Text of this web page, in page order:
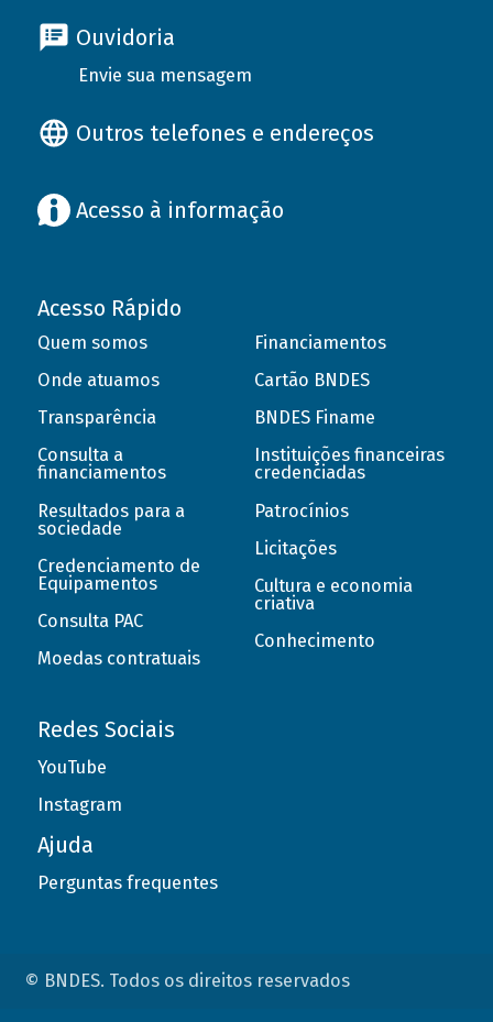
Ouvidoria
Envie sua mensagem
Outros telefones e endereços
Acesso à informação
Acesso Rápido
Quem somos
Onde atuamos
Transparência
Consulta a
financiamentos
Resultados para a
sociedade
Credenciamento de
Equipamentos
Consulta PAC
Moedas contratuais
Financiamentos
Cartão BNDES
BNDES Finame
Instituições financeiras
credenciadas
Patrocínios
Licitações
Cultura e economia
criativa
Conhecimento
Redes Sociais
YouTube
Instagram
Ajuda
Perguntas frequentes
© BNDES. Todos os direitos reservados